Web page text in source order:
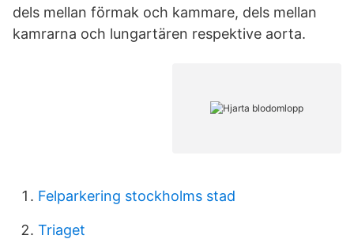
dels mellan förmak och kammare, dels mellan
kamrarna och lungartären respektive aorta.
Felparkering stockholms stad
Triaget